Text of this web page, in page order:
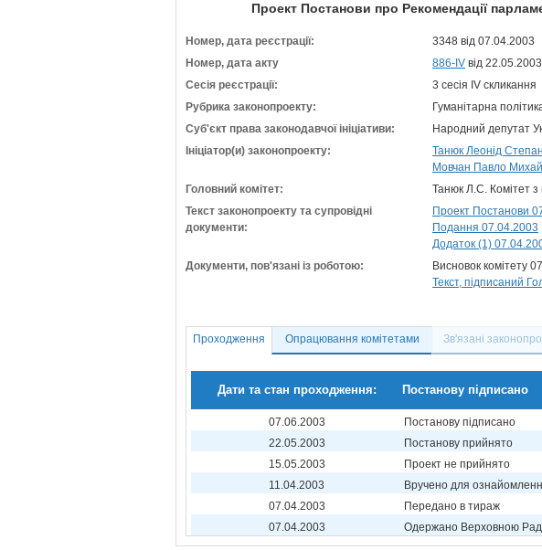
Проект Постанови про Рекомендації
Номер, дата реєстрації:
3348 від 07.04.2003
Номер, дата акту
886-IV від 22.05.2003
Сесія реєстрації:
3 сесія IV скликання
Рубрика законопроекту:
Гуманітарна
Суб'єкт права законодавчої ініціативи:
Народний депутат
Ініціатор(и) законопроекту:
Танюк Леонід
Мовчан Павло
Головний комітет:
Танюк Л.С. Комітет з
Текст законопроекту та супровідні
документи:
Проект Постанови
Подання 07.04.2003
Додаток (1)
Документи, пов'язані із роботою:
Висновок комітету
Текст, підписаний
Проходження Опрацювання комітетами Зв'язані
Дати та стан проходження: Постанову підписано
07.06.2003
Постанову підписано
22.05.2003
Постанову прийнято
15.05.2003
Проект не прийнято
11.04.2003
Вручено для
07.04.2003
Передано в тираж
07.04.2003
Одержано Верховною